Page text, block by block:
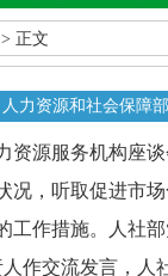
正文
力资源和社会保障部
源服务机构座谈
况，听取促进市
工作措施。人社
作交流发言，人